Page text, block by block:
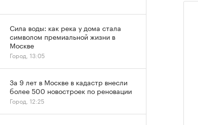
Сила воды: как река у дома стала
символом премиальной жизни в
Москве
Город, 13:05
За 9 лет в Москве в кадастр внесли
более 500 новостроек по реновации
Город, 12:25